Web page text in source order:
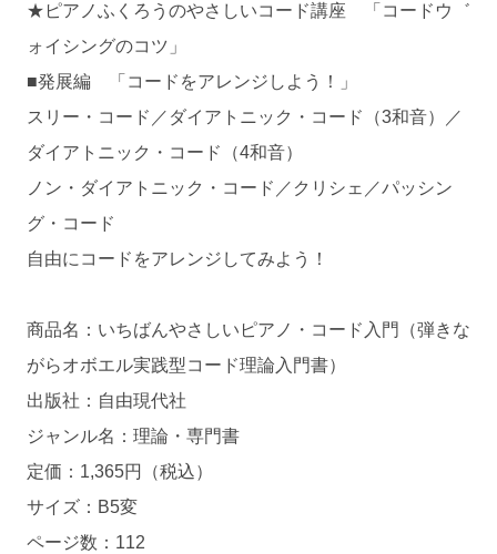
★ピアノふくろうのやさしいコード講座 「コードウ゛
ォイシングのコツ」
■発展編 「コードをアレンジしよう！」
スリー・コード／ダイアトニック・コード（3和音）／
ダイアトニック・コード（4和音）
ノン・ダイアトニック・コード／クリシェ／パッシン
グ・コード
自由にコードをアレンジしてみよう！
商品名：いちばんやさしいピアノ・コード入門（弾きな
がらオボエル実践型コード理論入門書）
出版社：自由現代社
ジャンル名：理論・専門書
定価：1,365円（税込）
サイズ：B5変
ページ数：112